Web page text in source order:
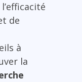
de
à
la